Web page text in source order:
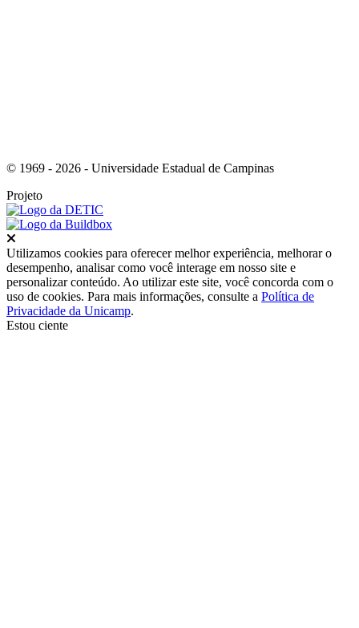
© 1969 - 2026 - Universidade Estadual de Campinas
Projeto
Utilizamos cookies para oferecer melhor experiência, melhorar o
desempenho, analisar como você interage em nosso site e
personalizar conteúdo. Ao utilizar este site, você concorda com o
uso de cookies. Para mais informações, consulte a Política de
Privacidade da Unicamp.
Estou ciente